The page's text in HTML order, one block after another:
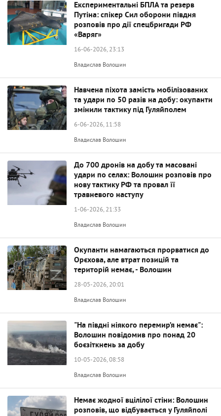
Експериментальні БПЛА та резерв
Путіна: спікер Сил оборони півдня
розповів про дії спецбригади РФ
«Варяг»
16-06-2026, 23:13
Владислав Волошин
Навчена піхота замість мобілізованих
та удари по 50 разів на добу: окупанти
змінили тактику під Гуляйполем
6-06-2026, 11:58
Владислав Волошин
До 700 дронів на добу та масовані
удари по селах: Волошин розповів про
нову тактику РФ та провал її
травневого наступу
1-06-2026, 21:33
Владислав Волошин
Окупанти намагаються прорватися до
Орєхова, але втрат позицій та
територій немає, - Волошин
28-05-2026, 20:01
Владислав Волошин
"На півдні ніякого перемир’я немає":
Волошин повідомив про понад 20
боєзіткнень за добу
10-05-2026, 08:58
Владислав Волошин
Немає жодної вцілілої стіни: Волошин
розповів, що відбувається у Гуляйполі